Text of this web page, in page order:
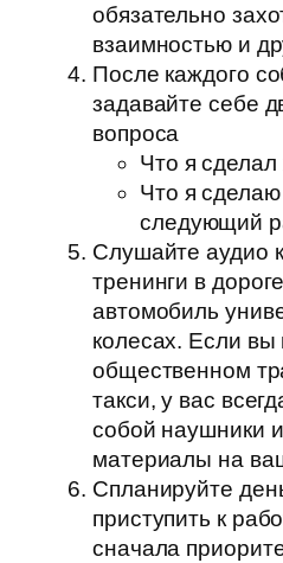
обязательно
взаимностью и
После каждого
задавайте себе
вопроса
Что я
Что я
следующий
Слушайте аудио
тренинги в
автомобиль
колесах. Если вы
общественном
такси, у вас
собой наушники
материалы на
Спланируйте
приступить к
сначала